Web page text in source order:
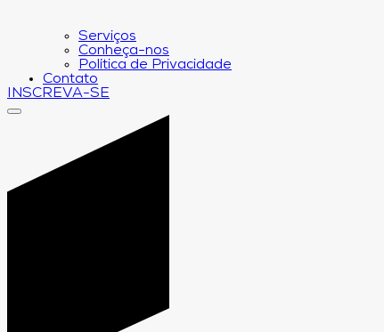
Serviços
Conheça-nos
Política de Privacidade
Contato
INSCREVA-SE